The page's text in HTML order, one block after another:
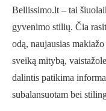
Bellissimo.lt – tai
gyvenimo stilių. Čia
odą, naujausias
sveiką mitybą,
dalintis patikima
subalansuotam bei